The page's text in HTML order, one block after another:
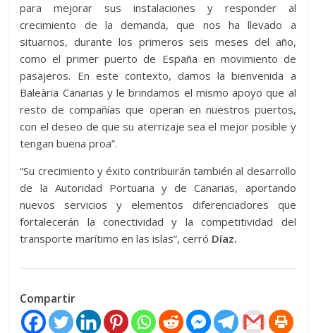
para mejorar sus instalaciones y responder al
crecimiento de la demanda, que nos ha llevado a
situarnos, durante los primeros seis meses del año,
como el primer puerto de España en movimiento de
pasajeros. En este contexto, damos la bienvenida a
Baleària Canarias y le brindamos el mismo apoyo que al
resto de compañías que operan en nuestros puertos,
con el deseo de que su aterrizaje sea el mejor posible y
tengan buena proa”.
“Su crecimiento y éxito contribuirán también al desarrollo
de la Autoridad Portuaria y de Canarias, aportando
nuevos servicios y elementos diferenciadores que
fortalecerán la conectividad y la competitividad del
transporte marítimo en las islas”, cerró Díaz.
Compartir